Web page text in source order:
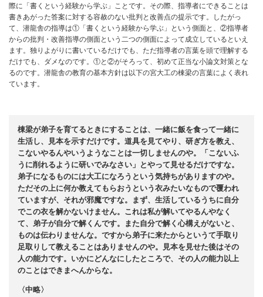
際に「書くという経験から学ぶ」ことです。その際、指導者にできることは
書きあがった答案に対する容赦のない批判と改善点の提示です。したがっ
て、潜龍舎の指導は①「書くという経験から学ぶ」という側面と、②指導者
からの批判・改善指導の側面という二つの側面によって成立しているといえ
ます。独りよがりに書いているだけでも、ただ指導者の言葉を頭で理解する
だけでも、ダメなのです。①と②がそろって、初めて正当な小論文対策とな
るのです。潜龍舎の教育の基本方針は以下の宮大工の棟梁の言葉によく表れ
ています。
棟梁が弟子を育てるときにすることは、一緒に飯を食って一緒に
生活し、見本を示すだけです。道具を見てやり、研ぎ方を教え、
こないやるんやいうようなことは一切しませんのや。「こないふ
うに削れるように研いでみなさい」とやって見せるだけですな。
弟子になるものには大工になろうという気持ちがありますのや。
ただその上に何か教えてもらおうという衣みたいなもので覆われ
ていますが、それが邪魔ですな。まず、生活しているうちに自分
でこの衣を解かないけません。これは私が解いてやるんやなく
て、弟子が自分で解くんです。また自分で解く心構えがないと、
ものは伝わりませんな。ですから弟子に来たからというて手取り
足取りして教えることはありませんのや。見本を見せた後はその
人の能力です。いかにどんなにしたところで、その人の能力以上
のことはできまへんからな。
〈中略〉